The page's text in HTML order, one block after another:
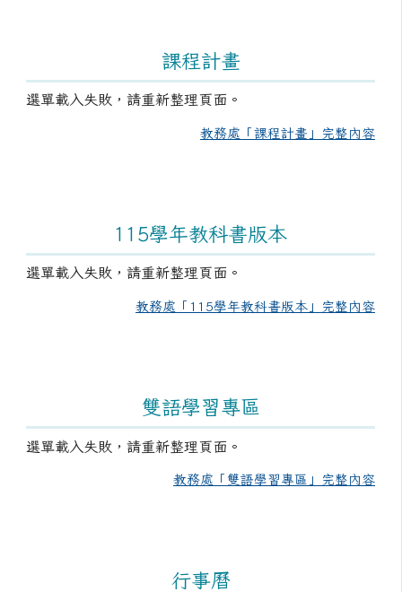
課程計畫
選單載入失敗，請重新整理頁面。
教務處「課程計畫」完整內容
115學年教科書版本
選單載入失敗，請重新整理頁面。
教務處「115學年教科書版本」完整內容
雙語學習專區
選單載入失敗，請重新整理頁面。
教務處「雙語學習專區」完整內容
行事曆